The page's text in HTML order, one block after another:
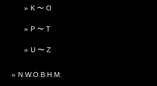
K 〜 O
P 〜 T
U 〜 Z
N.W.O.B.H.M.